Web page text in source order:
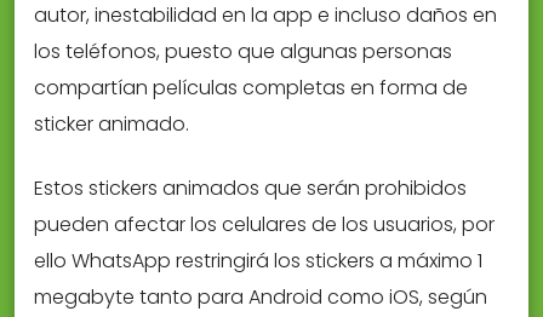
autor, inestabilidad en la app e incluso daños en
los teléfonos, puesto que algunas personas
compartían películas completas en forma de
sticker animado.
Estos stickers animados que serán prohibidos
pueden afectar los celulares de los usuarios, por
ello WhatsApp restringirá los stickers a máximo 1
megabyte tanto para Android como iOS, según